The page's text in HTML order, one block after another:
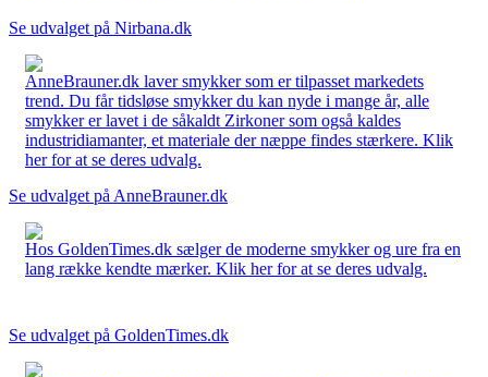
Se udvalget på Nirbana.dk
AnneBrauner.dk laver smykker som er tilpasset markedets
trend. Du får tidsløse smykker du kan nyde i mange år, alle
smykker er lavet i de såkaldt Zirkoner som også kaldes
industridiamanter, et materiale der næppe findes stærkere. Klik
her for at se deres udvalg.
Se udvalget på AnneBrauner.dk
Hos GoldenTimes.dk sælger de moderne smykker og ure fra en
lang række kendte mærker. Klik her for at se deres udvalg.
Se udvalget på GoldenTimes.dk